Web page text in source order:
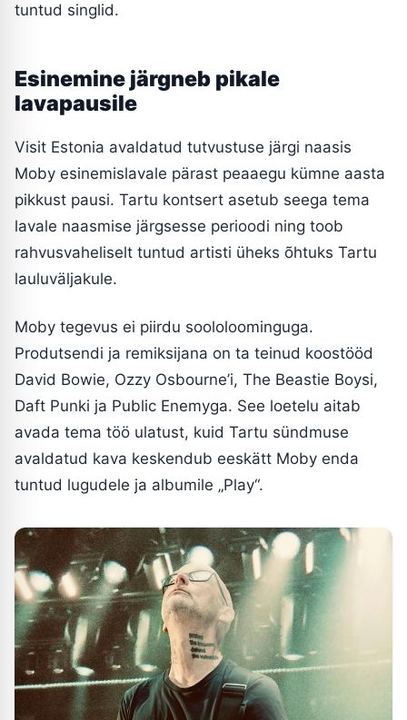
tuntud singlid.
Esinemine järgneb pikale
lavapausile
Visit Estonia avaldatud tutvustuse järgi naasis
Moby esinemislavale pärast peaaegu kümne aasta
pikkust pausi. Tartu kontsert asetub seega tema
lavale naasmise järgsesse perioodi ning toob
rahvusvaheliselt tuntud artisti üheks õhtuks Tartu
lauluväljakule.
Moby tegevus ei piirdu soololoominguga.
Produtsendi ja remiksijana on ta teinud koostööd
David Bowie, Ozzy Osbourne’i, The Beastie Boysi,
Daft Punki ja Public Enemyga. See loetelu aitab
avada tema töö ulatust, kuid Tartu sündmuse
avaldatud kava keskendub eeskätt Moby enda
tuntud lugudele ja albumile „Play“.